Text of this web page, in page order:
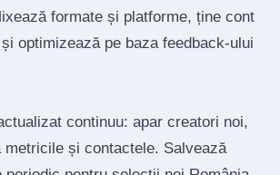
formate și platforme, ține cont
optimizează pe baza feedback‑ului
continuu: apar creatori noi,
metricile și contactele. Salvează